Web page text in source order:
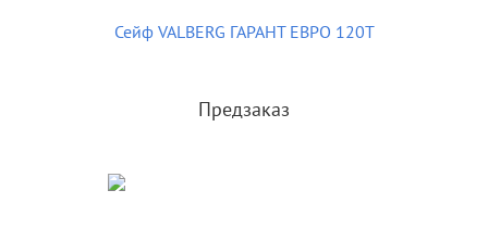
Сейф VALBERG ГАРАНТ ЕВРО 120Т
Предзаказ